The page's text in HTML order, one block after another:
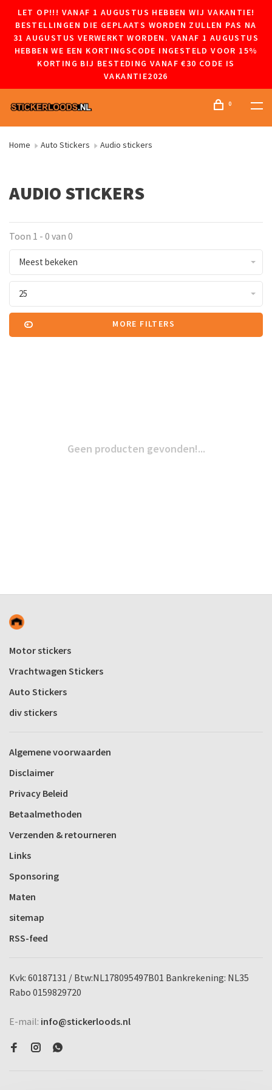
LET OP!!! VANAF 1 AUGUSTUS HEBBEN WIJ VAKANTIE!
BESTELLINGEN DIE GEPLAATS WORDEN ZULLEN PAS NA
31 AUGUSTUS VERWERKT WORDEN. VANAF 1 AUGUSTUS
HEBBEN WE EEN KORTINGSCODE INGESTELD VOOR 15%
KORTING BIJ BESTEDING VANAF €30 CODE IS
VAKANTIE2026
0
Home Auto Stickers Audio stickers
AUDIO STICKERS
Toon 1 - 0 van 0
Meest bekeken
25
MORE FILTERS
Geen producten gevonden!...
Motor stickers
Vrachtwagen Stickers
Auto Stickers
div stickers
Algemene voorwaarden
Disclaimer
Privacy Beleid
Betaalmethoden
Verzenden & retourneren
Links
Sponsoring
Maten
sitemap
RSS-feed
Kvk: 60187131 / Btw:NL178095497B01 Bankrekening: NL35
Rabo 0159829720
E-mail: info@stickerloods.nl